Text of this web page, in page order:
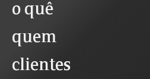
o quê
quem
clientes